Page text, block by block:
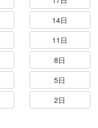
14日
11日
8日
5日
2日